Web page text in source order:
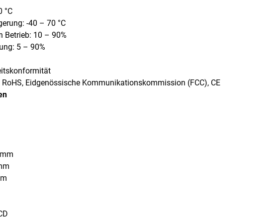
°C
-40 – 70 °C
Betrieb: 10 – 90%
5 – 90%
Eidgenössische Kommunikationskommission (FCC), CE